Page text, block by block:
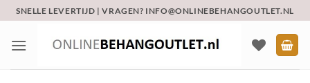
naar
inhoud
SNELLE LEVERTIJD | VRAGEN? INFO@ONLINEBEHANGOUTLET.NL